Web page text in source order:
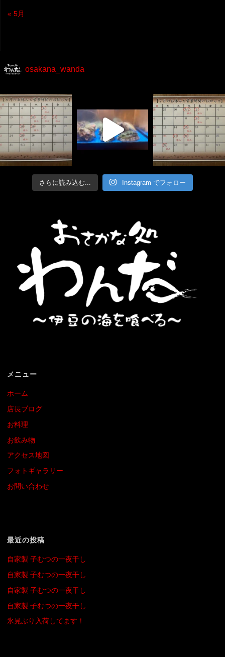
« 5月
osakana_wanda
さらに読み込む... Instagram でフォロー
メニュー
ホーム
店長ブログ
お料理
お飲み物
アクセス地図
フォトギャラリー
お問い合わせ
最近の投稿
自家製 子むつの一夜干し
自家製 子むつの一夜干し
自家製 子むつの一夜干し
自家製 子むつの一夜干し
氷見ぶり入荷してます！